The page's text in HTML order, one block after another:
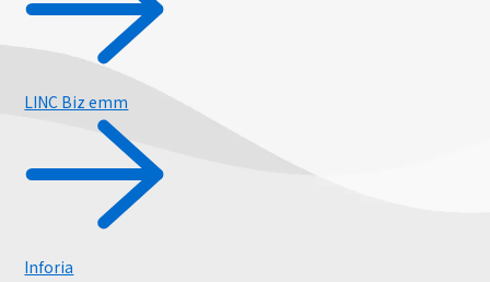
ルーター / 電話ユニット
LINC Biz emm
Inforia